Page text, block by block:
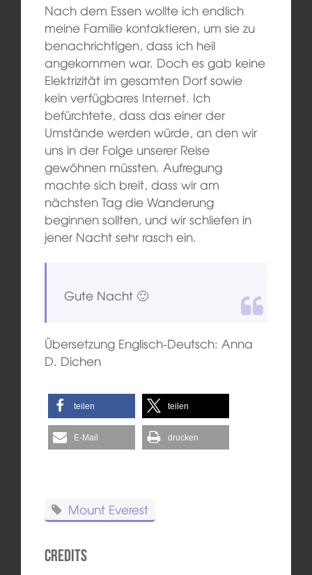
Nach dem Essen wollte ich endlich
meine Familie kontaktieren, um sie zu
benachrichtigen, dass ich heil
angekommen war. Doches gab keine
Elektrizität im gesamten Dorfsowie
kein verfügbares Internet. Ich
befürchtete, dass das einer der
Umstände werden würde, an denwir
uns in der Folge unserer Reise
gewöhnen müssten. Aufregung
machte sich breit, dass wir am
nächsten Tag die Wanderung
beginnen sollten, und wir schliefen in
jenerNacht sehr raschein.
Gute Nacht 🙂
Übersetzung Englisch-Deutsch: Anna
D. Dichen
teilen teilen
E-Mail drucken
Mount Everest
Credits